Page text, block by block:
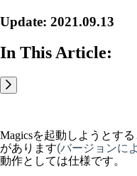
Update: 2021.09.13
In This Article:
Magicsを起動しようとす
があります(バージョンに
動作としては仕様です。